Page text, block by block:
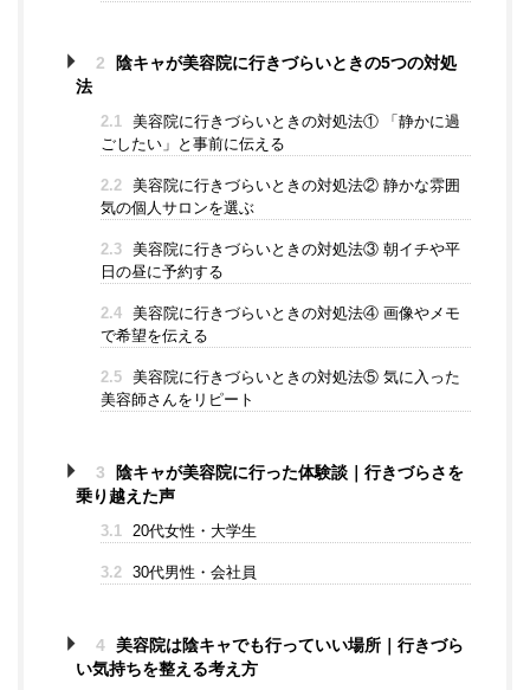
2
陰キャが美容院に行きづらいときの5つの対処
法
2.1
美容院に行きづらいときの対処法① 「静かに過
ごしたい」と事前に伝える
2.2
美容院に行きづらいときの対処法② 静かな雰囲
気の個人サロンを選ぶ
2.3
美容院に行きづらいときの対処法③ 朝イチや平
日の昼に予約する
2.4
美容院に行きづらいときの対処法④ 画像やメモ
で希望を伝える
2.5
美容院に行きづらいときの対処法⑤ 気に入った
美容師さんをリピート
3
陰キャが美容院に行った体験談｜行きづらさを
乗り越えた声
3.1 20代女性・大学生
3.2 30代男性・会社員
4 美容院は陰キャでも行っていい場所｜行きづら
い気持ちを整える考え方